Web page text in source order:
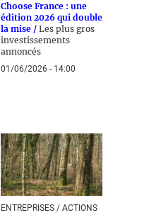
Choose France : une
édition 2026 qui double
la mise / Les plus gros
investissements
annoncés
01/06/2026 - 14:00
ENTREPRISES / ACTIONS